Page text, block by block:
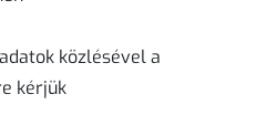
közlésével a
kérjük